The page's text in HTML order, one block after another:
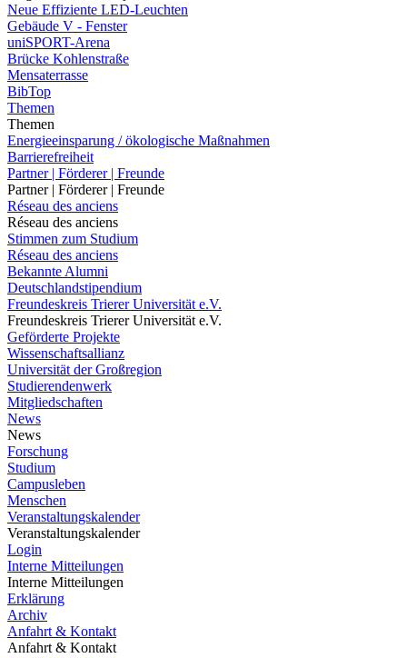
Neue Effiziente LED-Leuchten
Gebäude V - Fenster
uniSPORT-Arena
Brücke Kohlenstraße
Mensaterrasse
BibTop
Themen
Themen
Energieeinsparung / ökologische Maßnahmen
Barrierefreiheit
Partner | Förderer | Freunde
Partner | Förderer | Freunde
Réseau des anciens
Réseau des anciens
Stimmen zum Studium
Réseau des anciens
Bekannte Alumni
Deutschlandstipendium
Freundeskreis Trierer Universität e.V.
Freundeskreis Trierer Universität e.V.
Geförderte Projekte
Wissenschaftsallianz
Universität der Großregion
Studierendenwerk
Mitgliedschaften
News
News
Forschung
Studium
Campusleben
Menschen
Veranstaltungskalender
Veranstaltungskalender
Login
Interne Mitteilungen
Interne Mitteilungen
Erklärung
Archiv
Anfahrt & Kontakt
Anfahrt & Kontakt